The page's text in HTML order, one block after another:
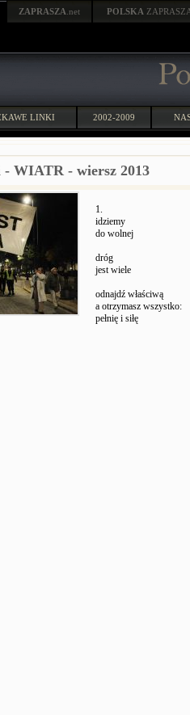
ZAPRASZA .net POLSKA
LINKI 2002-2009
- WIATR - wiersz 2013
1.
idziemy
do wolnej
dróg
jest wiele
odnajdź właściwą
a otrzymasz wszystko:
pełnię i siłę